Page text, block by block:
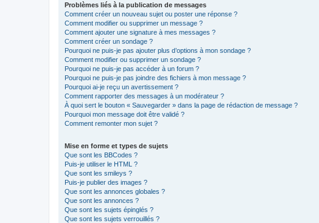
Problèmes liés à la publication de messages
Comment créer un nouveau sujet ou poster une réponse ?
Comment modifier ou supprimer un message ?
Comment ajouter une signature à mes messages ?
Comment créer un sondage ?
Pourquoi ne puis-je pas ajouter plus d’options à mon sondage ?
Comment modifier ou supprimer un sondage ?
Pourquoi ne puis-je pas accéder à un forum ?
Pourquoi ne puis-je pas joindre des fichiers à mon message ?
Pourquoi ai-je reçu un avertissement ?
Comment rapporter des messages à un modérateur ?
À quoi sert le bouton « Sauvegarder » dans la page de rédaction de message ?
Pourquoi mon message doit être validé ?
Comment remonter mon sujet ?
Mise en forme et types de sujets
Que sont les BBCodes ?
Puis-je utiliser le HTML ?
Que sont les smileys ?
Puis-je publier des images ?
Que sont les annonces globales ?
Que sont les annonces ?
Que sont les sujets épinglés ?
Que sont les sujets verrouillés ?